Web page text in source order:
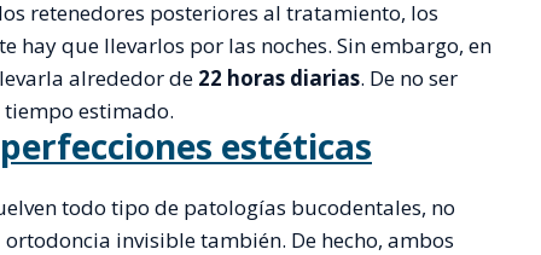
retenedores posteriores al tratamiento, los
hay que llevarlos por las noches. Sin embargo, en
alrededor de 22 horas diarias. De no ser
tiempo estimado.
estéticas
todo tipo de patologías bucodentales, no
invisible también. De hecho, ambos